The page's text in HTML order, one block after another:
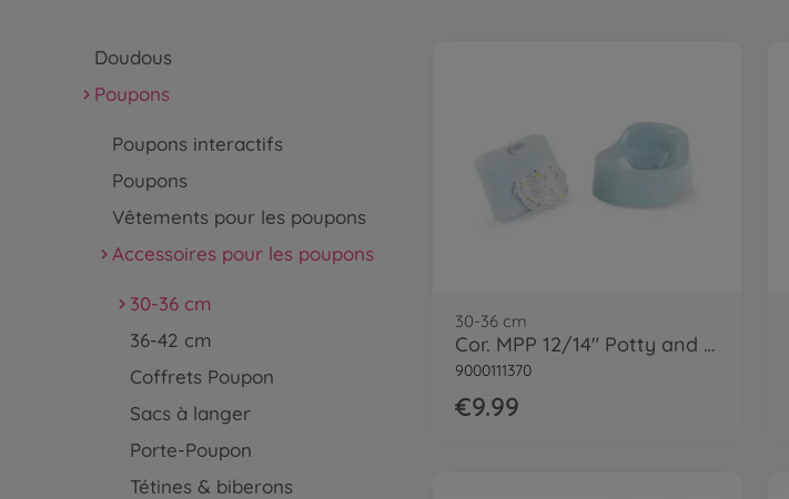
Doudous
Poupons
Poupons interactifs
Poupons
Vêtements pour les poupons
Accessoires pour les poupons
30-36 cm
36-42 cm
Coffrets Poupon
Sacs à langer
Porte-Poupon
Tétines & biberons
30-36 cm
Cor. MPP 12/14" Potty and Wipe
9000111370
€9.99